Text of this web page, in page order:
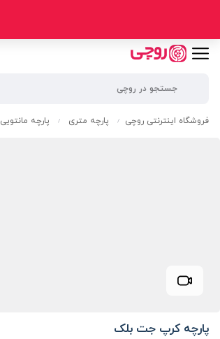
فروشگاه اینترنتی روچی / پارچه متری / پارچه مانتویی
پارچه کرپ جت بلک